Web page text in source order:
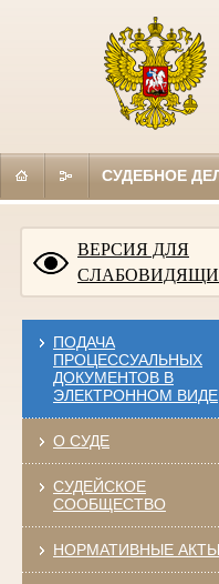
СУДЕБНОЕ
ВЕРСИЯ ДЛЯ
ПОДАЧА
ПРОЦЕССУАЛЬНЫХ
ДОКУМЕНТОВ В
ЭЛЕКТРОННОМ ВИДЕ
О СУДЕ
СУДЕЙСКОЕ
СООБЩЕСТВО
НОРМАТИВНЫЕ АКТЫ